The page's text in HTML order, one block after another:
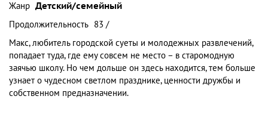
Жанр Детский/семейный
Продолжительность 83 /
Макс, любитель городской суеты и молодежных развлечений,
попадает туда, где ему совсем не место – в старомодную
заячью школу. Но чем дольше он здесь находится, тем больше
узнает о чудесном светлом празднике, ценности дружбы и
собственном предназначении.